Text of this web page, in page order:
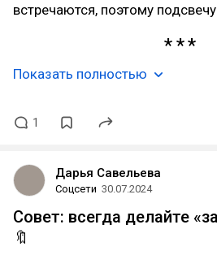
встречаются, поэтому
Показать полностью
1
Дарья Савельева
Соцсети 30.07.2024
Совет: всегда делайте
🔖